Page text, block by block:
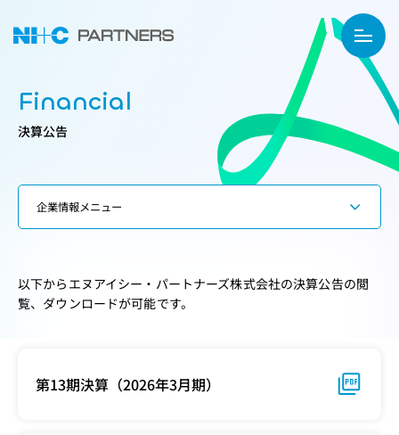
Financial
決算公告
以下からエヌアイシー・パートナーズ株式会社の決算公告の閲
覧、ダウンロードが可能です。
第13期決算（2026年3月期）